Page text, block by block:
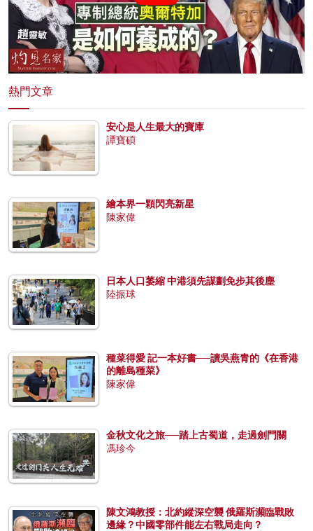
熱門文章
安心是人生最大的寶庫
譚寶碩
繪本界一顆閃亮新星
陳家偉
日本人口萎縮 中港須先謀劃免步其後塵
陸振球
種菜得愛 記一本好書──讀吳燕青的《在香港
的離島種菜》
陳家偉
金秋文化之旅──踏上古蜀道，走過劍門關
馮珍今
陳文鴻教授：北約縱深空襲 俄羅斯瀕臨戰敗
邊緣？中國零部件能左右戰局走向？